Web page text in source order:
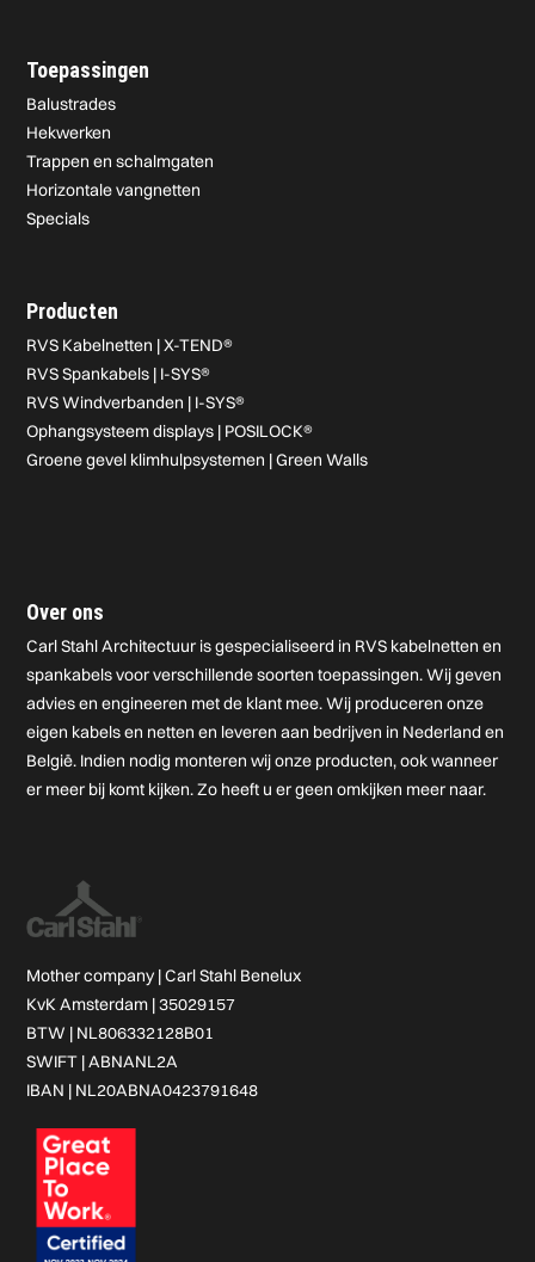
Toepassingen
Balustrades
Hekwerken
Trappen en schalmgaten
Horizontale vangnetten
Specials
Producten
RVS Kabelnetten | X-TEND®
RVS Spankabels | I-SYS®
RVS Windverbanden | I-SYS®
Ophangsysteem displays | POSILOCK®
Groene gevel klimhulpsystemen | Green Walls
Over ons
Carl Stahl Architectuur is gespecialiseerd in RVS kabelnetten en
spankabels voor verschillende soorten toepassingen. Wij geven
advies en engineeren met de klant mee. Wij produceren onze
eigen kabels en netten en leveren aan bedrijven in Nederland en
België. Indien nodig monteren wij onze producten, ook wanneer
er meer bij komt kijken. Zo heeft u er geen omkijken meer naar.
Mother company |Carl Stahl Benelux
KvK Amsterdam | 35029157
BTW | NL806332128B01
SWIFT | ABNANL2A
IBAN | NL20ABNA0423791648